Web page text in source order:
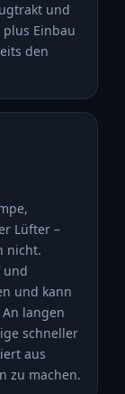
und
Einbau
den
Lüfter –
nicht.
und
und kann
langen
schneller
aus
zu machen.